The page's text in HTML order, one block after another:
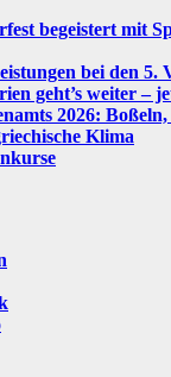
begeistert mit
bei den 5.
geht’s weiter –
2026:
Klima